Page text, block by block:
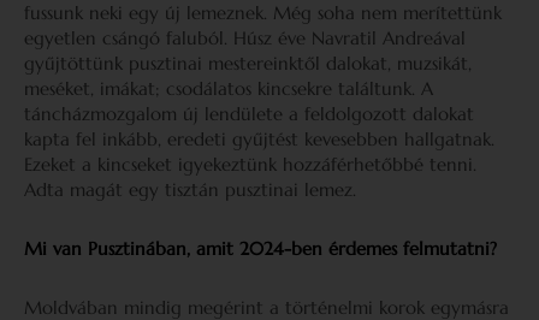
fussunk neki egy új lemeznek. Még soha nem merítettünk
egyetlen csángó faluból. Húsz éve Navratil Andreával
gyűjtöttünk pusztinai mestereinktől dalokat, muzsikát,
meséket, imákat; csodálatos kincsekre találtunk. A
táncházmozgalom új lendülete a feldolgozott dalokat
kapta fel inkább, eredeti gyűjtést kevesebben hallgatnak.
Ezeket a kincseket igyekeztünk hozzáférhetőbbé tenni.
Adta magát egy tisztán pusztinai lemez.
Mi van Pusztinában, amit 2024-ben érdemes felmutatni?
Moldvában mindig megérint a történelmi korok egymásra